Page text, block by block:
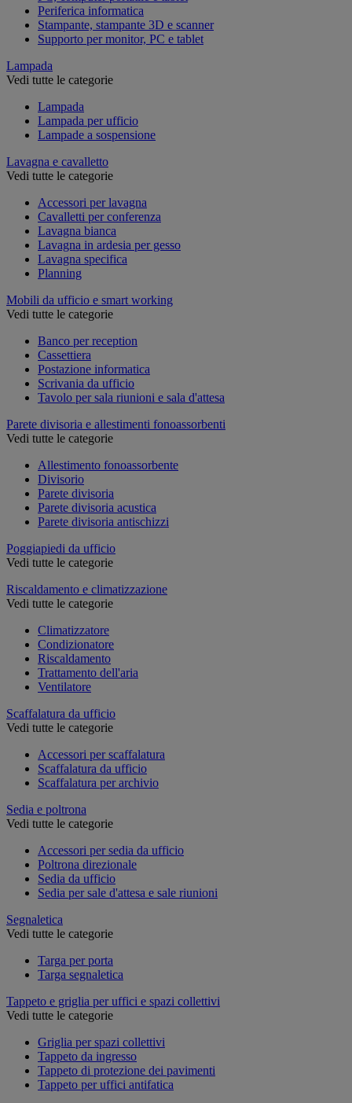
Periferica informatica
Stampante, stampante 3D e scanner
Supporto per monitor, PC e tablet
Lampada
Vedi tutte le categorie
Lampada
Lampada per ufficio
Lampade a sospensione
Lavagna e cavalletto
Vedi tutte le categorie
Accessori per lavagna
Cavalletti per conferenza
Lavagna bianca
Lavagna in ardesia per gesso
Lavagna specifica
Planning
Mobili da ufficio e smart working
Vedi tutte le categorie
Banco per reception
Cassettiera
Postazione informatica
Scrivania da ufficio
Tavolo per sala riunioni e sala d'attesa
Parete divisoria e allestimenti fonoassorbenti
Vedi tutte le categorie
Allestimento fonoassorbente
Divisorio
Parete divisoria
Parete divisoria acustica
Parete divisoria antischizzi
Poggiapiedi da ufficio
Vedi tutte le categorie
Riscaldamento e climatizzazione
Vedi tutte le categorie
Climatizzatore
Condizionatore
Riscaldamento
Trattamento dell'aria
Ventilatore
Scaffalatura da ufficio
Vedi tutte le categorie
Accessori per scaffalatura
Scaffalatura da ufficio
Scaffalatura per archivio
Sedia e poltrona
Vedi tutte le categorie
Accessori per sedia da ufficio
Poltrona direzionale
Sedia da ufficio
Sedia per sale d'attesa e sale riunioni
Segnaletica
Vedi tutte le categorie
Targa per porta
Targa segnaletica
Tappeto e griglia per uffici e spazi collettivi
Vedi tutte le categorie
Griglia per spazi collettivi
Tappeto da ingresso
Tappeto di protezione dei pavimenti
Tappeto per uffici antifatica